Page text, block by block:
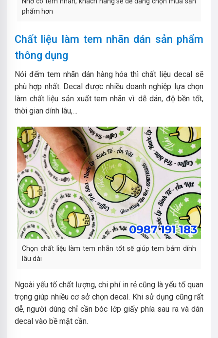
phẩm hơn
Chất liệu làm tem nhãn dán sản phẩm
thông dụng
Nói đếm tem nhãn dán hàng hóa thì chất liệu decal sẽ
phù hợp nhất. Decal được nhiều doanh nghiệp lựa chọn
làm chất liệu sản xuất tem nhãn vì: dễ dán, độ bền tốt,
thời gian dính lâu,…
Chọn chất liệu làm tem nhãn tốt sẽ giúp tem bám dính
lâu dài
Ngoài yếu tố chất lượng, chi phí in rẻ cũng là yếu tố quan
trọng giúp nhiều cơ sở chọn decal. Khi sử dụng cũng rất
dễ, người dùng chỉ cần bóc lớp giấy phía sau ra và dán
decal vào bề mặt cần.